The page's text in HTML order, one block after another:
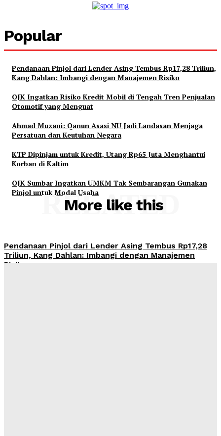
Popular
Pendanaan Pinjol dari Lender Asing Tembus Rp17,28 Triliun,
Kang Dahlan: Imbangi dengan Manajemen Risiko
OJK Ingatkan Risiko Kredit Mobil di Tengah Tren Penjualan
Otomotif yang Menguat
Ahmad Muzani: Qanun Asasi NU Jadi Landasan Menjaga
Persatuan dan Keutuhan Negara
KTP Dipinjam untuk Kredit, Utang Rp65 Juta Menghantui
Korban di Kaltim
OJK Sumbar Ingatkan UMKM Tak Sembarangan Gunakan
Pinjol untuk Modal Usaha
More like this
RELATED
Pendanaan Pinjol dari Lender Asing Tembus Rp17,28
Triliun, Kang Dahlan: Imbangi dengan Manajemen
Risiko